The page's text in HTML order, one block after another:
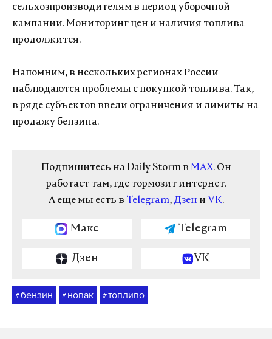
сельхозпроизводителям в период уборочной
кампании. Мониторинг цен и наличия топлива
продолжится.
Напомним, в нескольких регионах России
наблюдаются проблемы с покупкой топлива. Так,
в ряде субъектов ввели ограничения и лимиты на
продажу бензина.
Подпишитесь на Daily Storm в MAX. Он
работает там, где тормозит интернет.
А еще мы есть в Telegram, Дзен и VK.
Макс Telegram
Дзен VK
#бензин # новак #топливо